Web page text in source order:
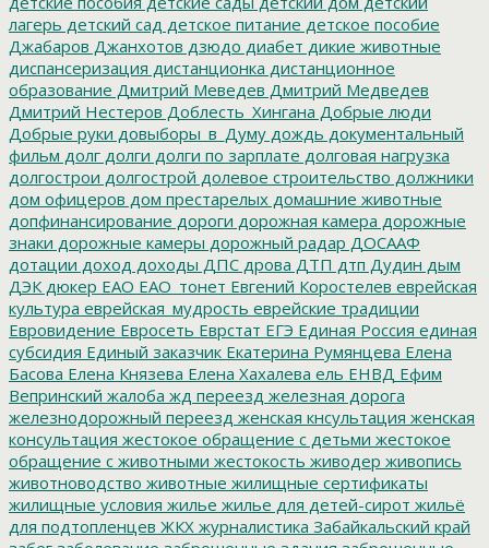
лагерь детский сад детское питание детское пособие
Джабаров Джанхотов дзюдо диабет дикие животные
диспансеризация дистанционка дистанционное
образование Дмитрий Меведев Дмитрий Медведев
Дмитрий Нестеров Доблесть_Хингана Добрые люди
Добрые руки довыборы_в_Думу дождь документальный
фильм долг долги долги по зарплате долговая нагрузка
долгострои долгострой долевое строительство должники
дом офицеров дом престарелых домашние животные
допфинансирование дороги дорожная камера дорожные
знаки дорожные камеры дорожный радар ДОСААФ
дотации доход доходы ДПС дрова ДТП дтп Дудин дым
ДЭК дюкер ЕАО ЕАО_тонет Евгений Коростелев еврейская
культура еврейская_мудрость еврейские традиции
Евровидение Евросеть Еврстат ЕГЭ Единая Россия единая
субсидия Единый заказчик Екатерина Румянцева Елена
Басова Елена Князева Елена Хахалева ель ЕНВД Ефим
Вепринский жалоба жд переезд железная дорога
железнодорожный переезд женская кнсультация женская
консультация жестокое обращение с детьми жестокое
обращение с животными жестокость живодер живопись
животноводство животные жилищные сертификаты
жилищные условия жилье жилье для детей-сирот жильё
для подтопленцев ЖКХ журналистика Забайкальский край